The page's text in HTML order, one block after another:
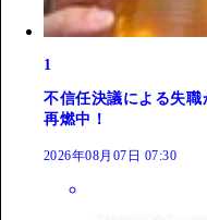
1
不信任決議による失
再燃中！
2026年08月07日 07:30